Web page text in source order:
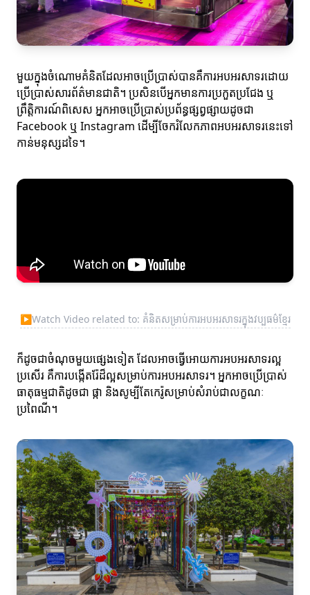
មួយក្នុងចំណោមគំនិតដែលអាចប្រើប្រាស់បានគឺការអបអរសាទរដោយ
ប្រើប្រាស់សារព័ត៌មានជាតិ។ ប្រសិនបើអ្នកមានការប្រកួតប្រជែង ឬ
ព្រឹត្តិការណ៍ពិសេស អ្នកអាចប្រើប្រាស់ប្រព័ន្ធផ្សព្វផ្សាយដូចជា
Facebook ឬ Instagram ដើម្បីចែករំលែកភាពអបអរសាទរនេះទៅ
កាន់មនុស្សដទៃ។
▶Watch Video related to: គំនិតសម្រាប់ការអបអរសាទរក្នុងវប្បធម៌ខ្មែរ
ក៏ដូចជាចំណុចមួយផ្សេងទៀត ដែលអាចធ្វើអោយការអបអរសាទរល្អ
ប្រសើរ គឺការបង្កើតរ៉ែដ៏ល្អសម្រាប់ការអបអរសាទរ។ អ្នកអាចប្រើប្រាស់
ធាតុធម្មជាតិដូចជា ផ្កា និងសូម្បីតែកេរ៉ូសម្រាប់សំរាប់ជាលក្ខណៈ
ប្រពៃណី។